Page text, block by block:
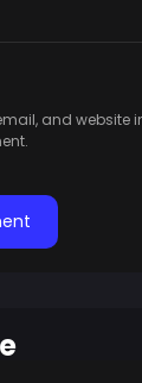
and website